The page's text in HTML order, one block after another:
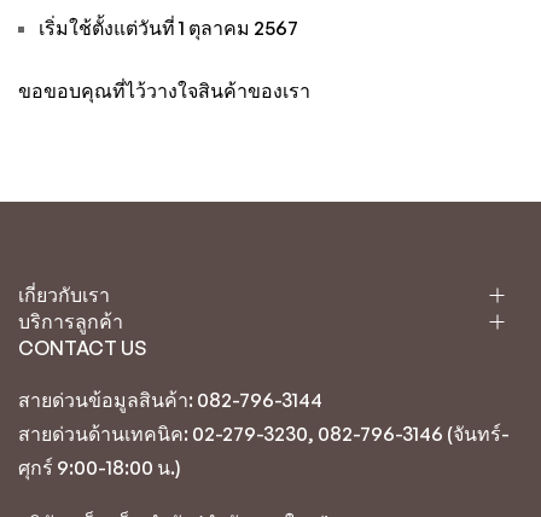
เริ่มใช้ตั้งแต่วันที่ 1 ตุลาคม 2567
ขอขอบคุณที่ไว้วางใจสินค้าของเรา
เกี่ยวกับเรา
บริการลูกค้า
CONTACT US
สายด่วนข้อมูลสินค้า: 082-796-3144
สายด่วนด้านเทคนิค: 02-279-3230, 082-796-3146 (จันทร์-
ศุกร์ 9:00-18:00 น.)